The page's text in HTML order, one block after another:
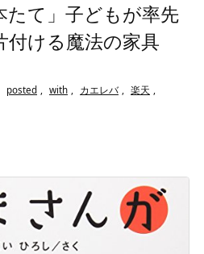
たて」子どもが率先
付ける魔法の家具
posted , with , カエレバ , 楽天 ,